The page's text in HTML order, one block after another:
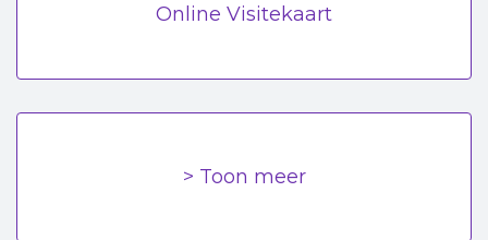
Online Visitekaart
> Toon meer